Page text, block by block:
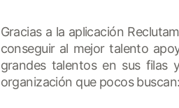
Gracias a la aplicación
conseguir al mejor talento
grandes talentos en sus filas
organización que pocos